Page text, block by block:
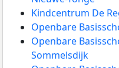
Kindcentrum De
Openbare
Openbare
Sommelsdijk